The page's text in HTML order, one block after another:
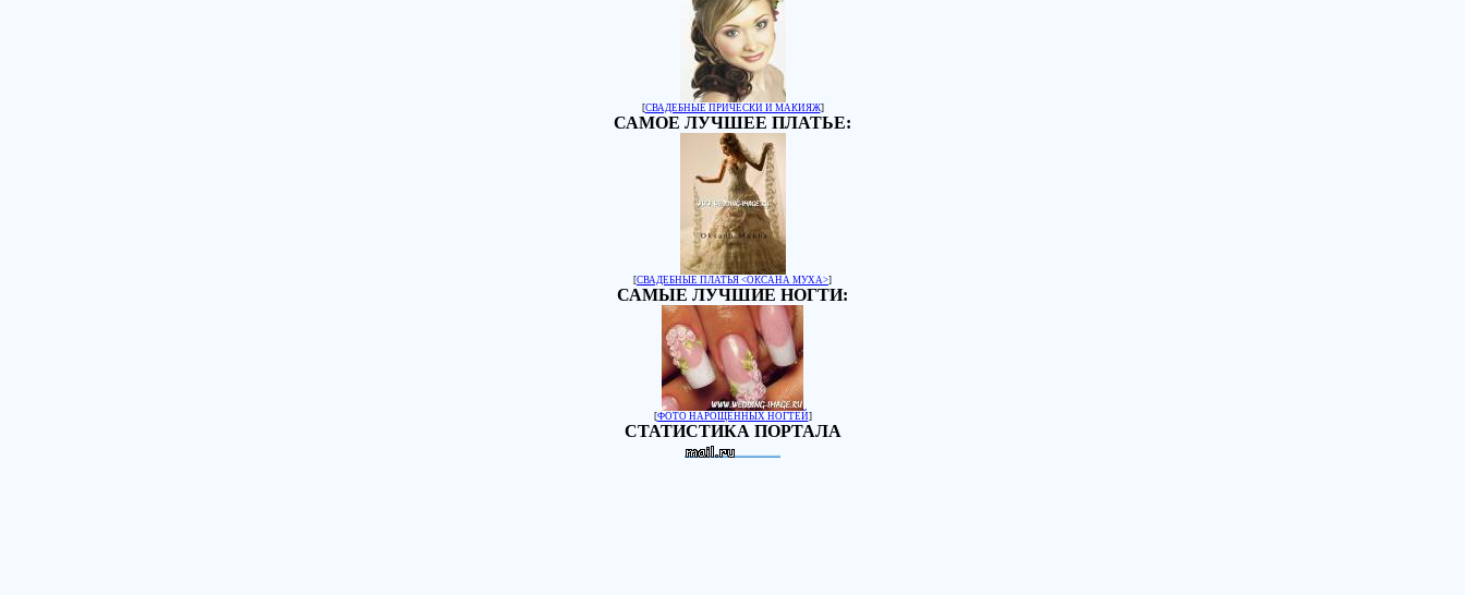
[СВАДЕБНЫЕ ПРИЧЕСКИ И МАКИЯЖ]
САМОЕ ЛУЧШЕЕ ПЛАТЬЕ:
[СВАДЕБНЫЕ ПЛАТЬЯ <ОКСАНА МУХА>]
САМЫЕ ЛУЧШИЕ НОГТИ:
[ФОТО НАРОЩЕННЫХ НОГТЕЙ]
СТАТИСТИКА ПОРТАЛА